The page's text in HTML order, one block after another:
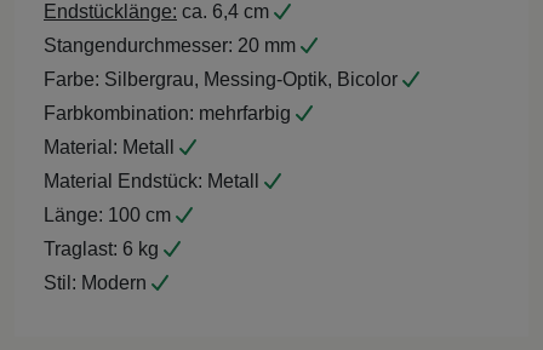
Endstücklänge: ca. 6,4 cm
Stangendurchmesser: 20 mm
Farbe: Silbergrau, Messing-Optik, Bicolor
Farbkombination: mehrfarbig
Material: Metall
Material Endstück: Metall
Länge: 100 cm
Traglast: 6 kg
Stil: Modern